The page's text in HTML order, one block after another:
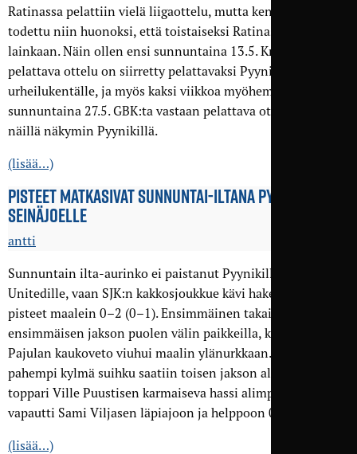
Ratinassa pelattiin vielä liigaottelu, mutta kentän kunto on
todettu niin huonoksi, että toistaiseksi Ratinassa ei pelata
lainkaan. Näin ollen ensi sunnuntaina 13.5. Kraftia vastaan
pelattava ottelu on siirretty pelattavaksi Pyynikin
urheilukentälle, ja myös kaksi viikkoa myöhemmin
sunnuntaina 27.5. GBK:ta vastaan pelattava ottelu pelataan
näillä näkymin Pyynikillä.
(lisää…)
PISTEET MATKASIVAT SUNNUNTAI-ILTANA PYYNIKILTÄ
SEINÄJOELLE
antti
Sunnuntain ilta-aurinko ei paistanut Pyynikillä Tampere
Unitedille, vaan SJK:n kakkosjoukkue kävi hakemassa täydet
pisteet maalein 0–2 (0–1). Ensimmäinen takaisku koettiin
ensimmäisen jakson puolen välin paikkeilla, kun Ville
Pajulan kaukoveto viuhui maalin ylänurkkaan. Vielä
pahempi kylmä suihku saatiin toisen jakson alussa, kun
toppari Ville Puustisen karmaiseva hassi alimpana miehenä
vapautti Sami Viljasen läpiajoon ja helppoon 0–2-maaliin.
(lisää…)